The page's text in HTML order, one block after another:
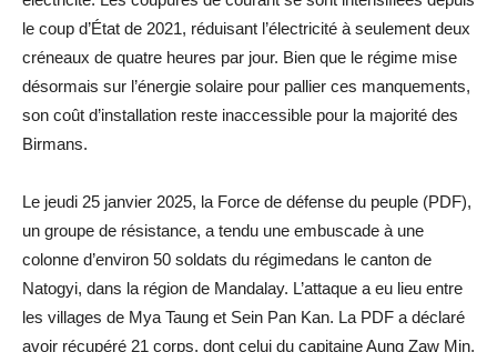
le coup d’État de 2021, réduisant l’électricité à seulement deux
créneaux de quatre heures par jour. Bien que le régime mise
désormais sur l’énergie solaire pour pallier ces manquements,
son coût d’installation reste inaccessible pour la majorité des
Birmans.
Le jeudi 25 janvier 2025, la Force de défense du peuple (PDF),
un groupe de résistance, a tendu une embuscade à une
colonne d’environ 50 soldats du régimedans le canton de
Natogyi, dans la région de Mandalay. L’attaque a eu lieu entre
les villages de Mya Taung et Sein Pan Kan. La PDF a déclaré
avoir récupéré 21 corps, dont celui du capitaine Aung Zaw Min,